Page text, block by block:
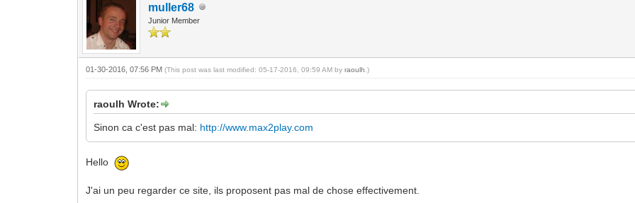
muller68
Junior Member
01-30-2016, 07:56 PM(This post was last modified: 05-17-2016, 09:59 AM byraoulh .)
raoulh Wrote:
Sinon ca c'est pas mal: http://www.max2play.com
Hello
J'ai un peu regarder ce site, ils proposent pas mal de chose effectivement.